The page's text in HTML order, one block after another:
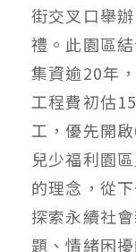
街交叉口舉
禮。此園區
集資逾20年
工程費初估
工，優先開
兒少福利園
的理念，從
探索永續社
題、情緒困